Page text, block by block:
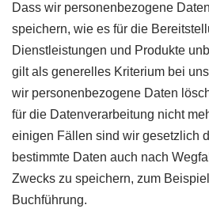
Dass wir personenbezogene
speichern, wie es für die
Dienstleistungen und Produkte
gilt als generelles Kriterium bei
wir personenbezogene Daten
für die Datenverarbeitung nicht
einigen Fällen sind wir gesetzlich
bestimmte Daten auch nach
Zwecks zu speichern, zum
Buchführung.